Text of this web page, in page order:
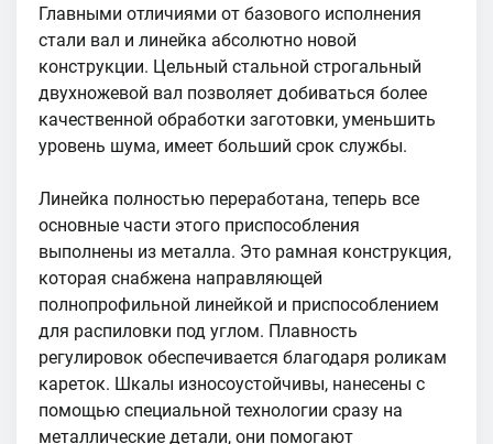
Главными отличиями от базового исполнения
стали вал и линейка абсолютно новой
конструкции. Цельный стальной строгальный
двухножевой вал позволяет добиваться более
качественной обработки заготовки, уменьшить
уровень шума, имеет больший срок службы.
Линейка полностью переработана, теперь все
основные части этого приспособления
выполнены из металла. Это рамная конструкция,
которая снабжена направляющей
полнопрофильной линейкой и приспособлением
для распиловки под углом. Плавность
регулировок обеспечивается благодаря роликам
кареток. Шкалы износоустойчивы, нанесены с
помощью специальной технологии сразу на
металлические детали, они помогают